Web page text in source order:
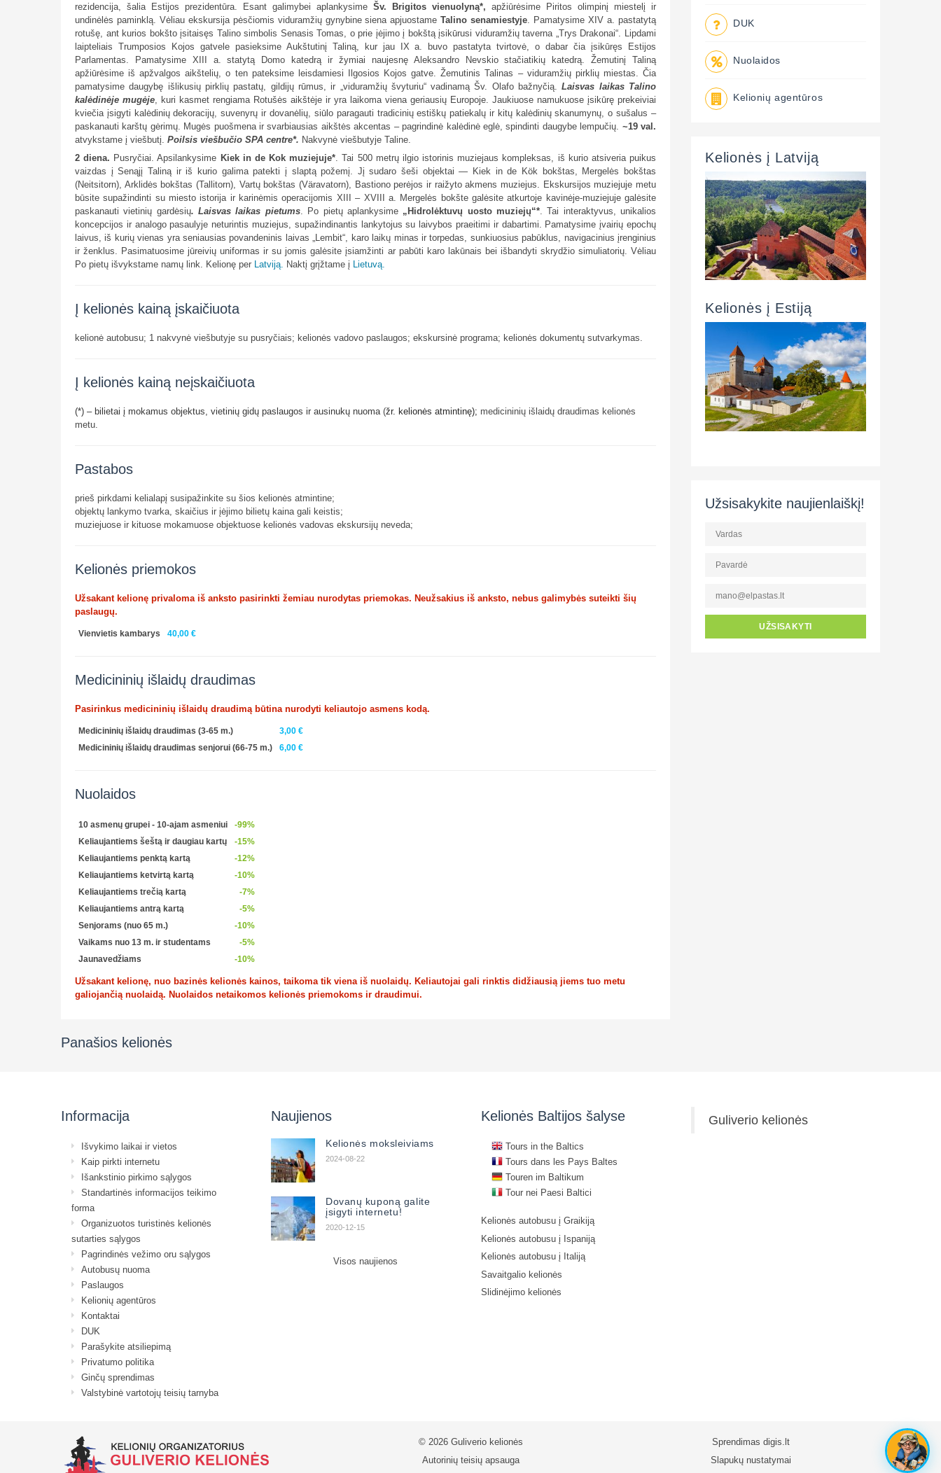
rezidencija, šalia Estijos prezidentūra. Esant galimybei aplankysime Šv. Brigitos vienuolyną*, apžiūrėsime Piritos olimpinį miestelį ir
undinėlės paminklą. Vėliau ekskursija pėsčiomis viduramžių gynybine siena apjuostameTalino senamiestyje . Pamatysime XIV a. pastatytą
rotušę, ant kurios bokšto įsitaisęs Talino simbolis Senasis Tomas, o prie įėjimo į bokštą įsikūrusi viduramžių taverna „Trys Drakonai“. Lipdami
laipteliais Trumposios Kojos gatvele pasieksime Aukštutinį Taliną, kur jau IX a. buvo pastatyta tvirtovė, o dabar čia įsikūręs Estijos
Parlamentas. Pamatysime XIII a. statytą Domo katedrą ir žymiai naujesnę Aleksandro Nevskio stačiatikių katedrą. Žemutinį Taliną
apžiūrėsime iš apžvalgos aikštelių, o ten pateksime leisdamiesi Ilgosios Kojos gatve. Žemutinis Talinas – viduramžių pirklių miestas. Čia
pamatysime daugybę išlikusių pirklių pastatų, gildijų rūmus, ir „viduramžių švyturiu“ vadinamą Šv. Olafo bažnyčią.Laisvas laikas Talino
kalėdinėje mugėje , kuri kasmet rengiama Rotušės aikštėje ir yra laikoma viena geriausių Europoje. Jaukiuose namukuose įsikūrę prekeiviai
kviečia įsigyti kalėdinių dekoracijų, suvenyrų ir dovanėlių, siūlo paragauti tradicinių estiškų patiekalų ir kitų kalėdinių skanumynų, o sušalus –
paskanauti karštų gėrimų. Mugės puošmena ir svarbiausias aikštės akcentas – pagrindinė kalėdinė eglė, spindinti daugybe lempučių. ~19 val.
atvykstame į viešbutį. Poilsis viešbučio SPA centre*. Nakvynė viešbutyje Taline.
2 diena. Pusryčiai. Apsilankysime Kiek in de Kok muziejuje* . Tai 500 metrų ilgio istorinis muziejaus kompleksas, iš kurio atsiveria puikus
vaizdas į Senąjį Taliną ir iš kurio galima patekti į slaptą požemį. Jį sudaro šeši objektai — Kiek in de Kök bokštas, Mergelės bokštas
(Neitsitorn), Arklidės bokštas (Tallitorn), Vartų bokštas (Väravatorn), Bastiono perėjos ir raižyto akmens muziejus. Ekskursijos muziejuje metu
būsite supažindinti su miesto istorija ir karinėmis operacijomis XIII – XVIII a. Mergelės bokšte galėsite atkurtoje kavinėje-muziejuje galėsite
paskanauti vietinių gardėsių. Laisvas laikas pietums. Po pietų aplankysime „Hidrolėktuvų uosto muziejų“*. Tai interaktyvus, unikalios
koncepcijos ir analogo pasaulyje neturintis muziejus, supažindinantis lankytojus su laivybos praeitimi ir dabartimi. Pamatysime įvairių epochų
laivus, iš kurių vienas yra seniausias povandeninis laivas „Lembit“, karo laikų minas ir torpedas, sunkiuosius pabūklus, navigacinius įrenginius
ir ženklus. Pasimatuosime jūreivių uniformas ir su jomis galėsite įsiamžinti ar pabūti karo lakūnais bei išbandyti skrydžio simuliatorių. Vėliau
Po pietų išvykstame namų link. Kelionę per Latviją. Naktį grįžtame į Lietuvą.
Į kelionės kainą įskaičiuota
kelionė autobusu; 1 nakvynė viešbutyje su pusryčiais; kelionės vadovo paslaugos; ekskursinė programa; kelionės dokumentų sutvarkymas.
Į kelionės kainą neįskaičiuota
(*) – bilietai į mokamus objektus, vietinių gidų paslaugos ir ausinukų nuoma (žr. kelionės atmintinę); medicininių išlaidų draudimas kelionės
metu.
Pastabos
prieš pirkdami kelialapį susipažinkite su šios kelionės atmintine;
objektų lankymo tvarka, skaičius ir įėjimo bilietų kaina gali keistis;
muziejuose ir kituose mokamuose objektuose kelionės vadovas ekskursijų neveda;
Kelionės priemokos
Užsakant kelionę privaloma iš anksto pasirinkti žemiau nurodytas priemokas. Neužsakius iš anksto, nebus galimybės suteikti šių
paslaugų.
Vienvietis kambarys 40,00 €
Medicininių išlaidų draudimas
Pasirinkus medicininių išlaidų draudimą būtina nurodyti keliautojo asmens kodą.
Medicininių išlaidų draudimas (3-65 m.)
3,00 €
Medicininių išlaidų draudimas senjorui (66-75 m.)
6,00 €
Nuolaidos
10 asmenų grupei - 10-ajam asmeniui
-99%
Keliaujantiems šeštą ir daugiau kartų
-15%
Keliaujantiems penktą kartą
-12%
Keliaujantiems ketvirtą kartą
-10%
Keliaujantiems trečią kartą
-7%
Keliaujantiems antrą kartą
-5%
Senjorams (nuo 65 m.)
-10%
Vaikams nuo 13 m. ir studentams
-5%
Jaunavedžiams
-10%
Užsakant kelionę, nuo bazinės kelionės kainos, taikoma tik viena iš nuolaidų. Keliautojai gali rinktis didžiausią jiems tuo metu
galiojančią nuolaidą. Nuolaidos netaikomos kelionės priemokoms ir draudimui.
Panašios kelionės
DUK
Nuolaidos
Kelionių agentūros
Kelionės į Latviją
Kelionės į Estiją
Užsisakykite naujienlaiškį!
UŽSISAKYTI
Informacija
Išvykimo laikai ir vietos
Kaip pirkti internetu
Išankstinio pirkimo sąlygos
Standartinės informacijos teikimo
forma
Organizuotos turistinės kelionės
sutarties sąlygos
Pagrindinės vežimo oru sąlygos
Autobusų nuoma
Paslaugos
Kelionių agentūros
Kontaktai
DUK
Parašykite atsiliepimą
Privatumo politika
Ginčų sprendimas
Valstybinė vartotojų teisių tarnyba
Naujienos
Kelionės moksleiviams
2024-08-22
Dovanų kuponą galite
įsigyti internetu!
2020-12-15
Visos naujienos
Kelionės Baltijos šalyse
Tours in the Baltics
Tours dans les Pays Baltes
Touren im Baltikum
Tour nei Paesi Baltici
Guliverio kelionės
Kelionės autobusu į Graikiją
Kelionės autobusu į Ispaniją
Kelionės autobusu į Italiją
Savaitgalio kelionės
Slidinėjimo kelionės
© 2026 Guliverio kelionės
Autorinių teisių apsauga
Sprendimas digis.lt
Slapukų nustatymai